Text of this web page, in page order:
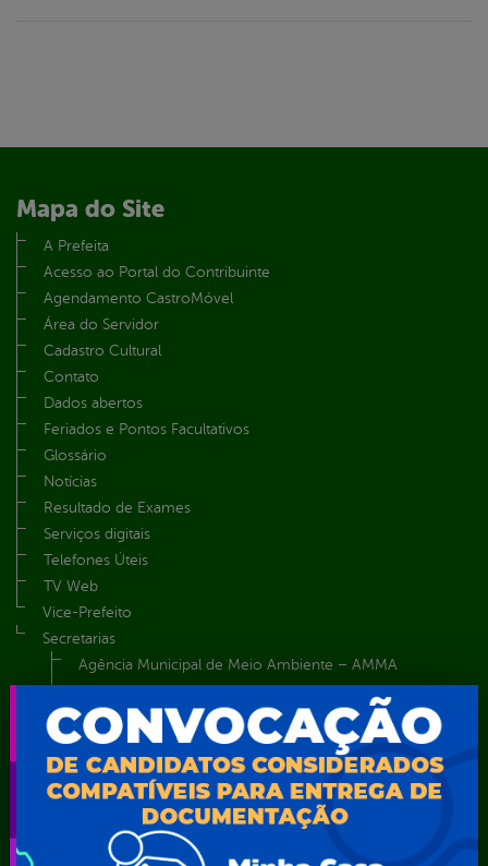
Mapa do Site
A Prefeita
Acesso ao Portal do Contribuinte
Agendamento CastroMóvel
Área do Servidor
Cadastro Cultural
Contato
Dados abertos
Feriados e Pontos Facultativos
Glossário
Notícias
Resultado de Exames
Serviços digitais
Telefones Úteis
TV Web
Vice-Prefeito
Secretarias
Agência Municipal de Meio Ambiente – AMMA
Autarquia Educacional de Serra Talhada – AESET
Comando da Guarda Municipal-CGM
Diretoria da Defesa Civil
FUNDAÇÃO CULTURAL DE SERRA TALHADA
Gabinete da Prefeita
Gabinete do Vice-Prefeito